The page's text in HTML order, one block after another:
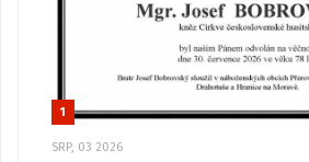
1
SRP, 03 2026